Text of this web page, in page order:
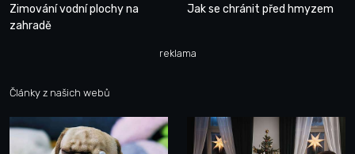
Zimování vodní plochy na
zahradě
Jak se chránit před hmyzem
reklama
Články z našich webů